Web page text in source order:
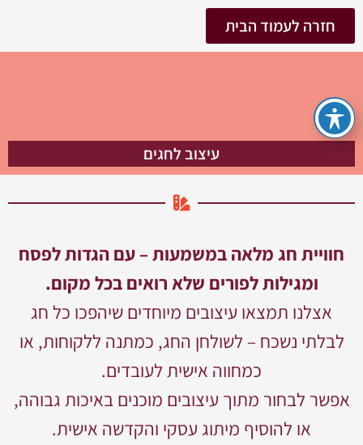
חזרה לעמוד הבית
עיצוב לחגים
חוויית חג מלאה במשמעות – עם הגדות לפסח
ומגילות לפורים שלא רואים בכל מקום.
אצלנו תמצאו עיצובים מיוחדים שיהפכו כל חג
לבלתי נשכח – לשולחן החג, כמתנה ללקוחות, או
כמחווה אישית לעובדים.
אפשר לבחור מתוך עיצובים מוכנים באיכות גבוהה,
או להוסיף מיתוג עסקי והקדשה אישית.